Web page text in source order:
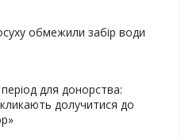
обмежили забір води
для донорства:
долучитися до